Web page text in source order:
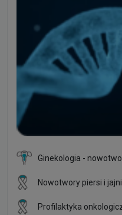
Ginekologia -
Nowotwory piersi i
Profilaktyka